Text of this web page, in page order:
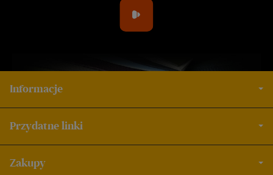
Informacje
Przydatne linki
Zakupy